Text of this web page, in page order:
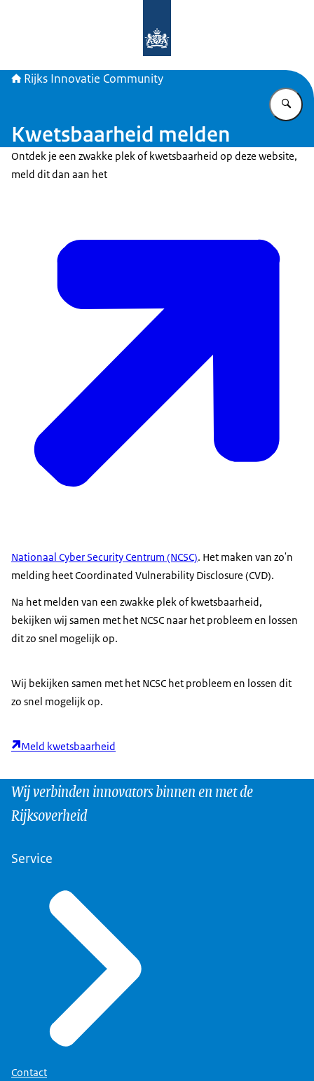
Rijks Innovatie Community
Kwetsbaarheid melden
Ontdek je een zwakke plek of kwetsbaarheid op deze website,
meld dit dan aan het
Nationaal Cyber Security Centrum (NCSC). Het maken van zo'n
melding heet Coordinated Vulnerability Disclosure (CVD).
Na het melden van een zwakke plek of kwetsbaarheid,
bekijken wij samen met het NCSC naar het probleem en lossen
dit zo snel mogelijk op.
Wij bekijken samen met het NCSC het probleem en lossen dit
zo snel mogelijk op.
Meld kwetsbaarheid
Wij verbinden innovators binnen en met de
Rijksoverheid
Service
Contact